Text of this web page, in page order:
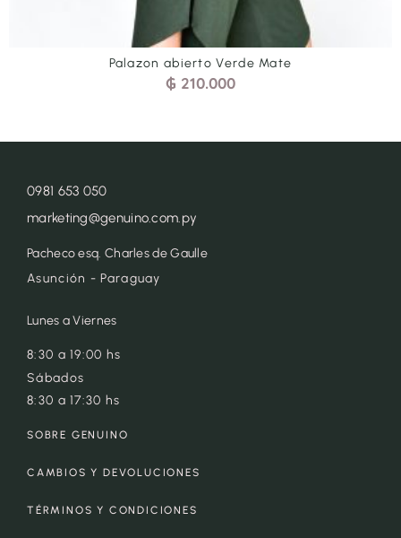
Palazon abierto Verde Mate
₲ 210.000
0981 653 050
marketing@genuino.com.py
Pacheco esq. Charles de Gaulle
Asunción - Paraguay
Lunes a Viernes
8:30 a 19:00 hs
Sábados
8:30 a 17:30 hs
SOBRE GENUINO
CAMBIOS Y DEVOLUCIONES
TÉRMINOS Y CONDICIONES